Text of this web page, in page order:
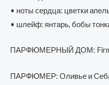
• ноты сердца: цветки
• шлейф: янтарь, бобы
ПАРФЮМЕРНЫЙ ДОМ:
ПАРФЮМЕР: Оливье и